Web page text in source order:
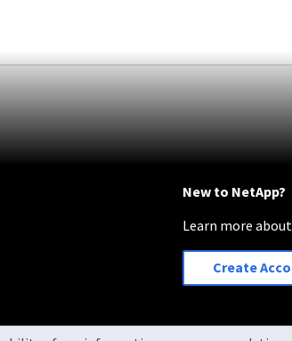
New to NetApp?
Learn more
Create